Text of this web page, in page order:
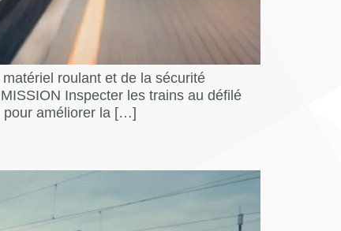
roulant et de la sécurité
Inspecter les trains au défilé
pour améliorer la […]